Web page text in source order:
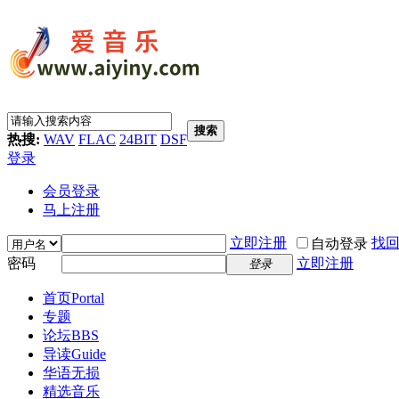
热搜: WAV FLAC 24BIT DSF
搜索
登录
会员登录
马上注册
立即注册 自动登录 找
密码
登录 立即注册
首页Portal
专题
论坛BBS
导读Guide
华语无损
精选音乐